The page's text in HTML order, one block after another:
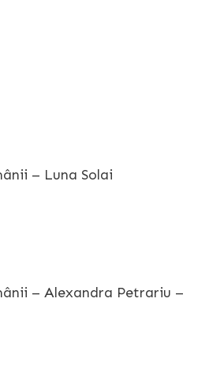
– Luna Solai
– Alexandra Petrariu –